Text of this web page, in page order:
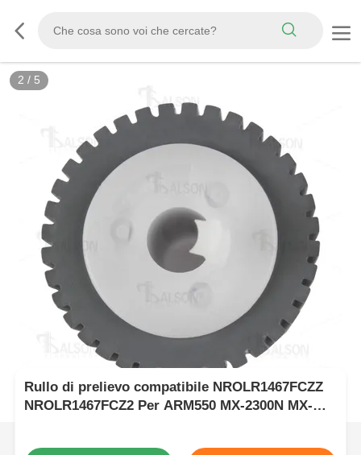
2 / 5
Rullo di prelievo compatibile NROLR1467FCZZ
NROLR1467FCZ2 Per ARM550 MX-2300N MX-